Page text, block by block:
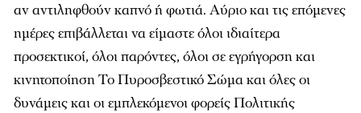
αν αντιληφθούν καπνό ή φωτιά. Αύριο και τις επόμενες
ημέρες επιβάλλεται να είμαστε όλοι ιδιαίτερα
προσεκτικοί, όλοι παρόντες, όλοι σε εγρήγορση και
κινητοποίηση Το Πυροσβεστικό Σώμα και όλες οι
δυνάμεις και οι εμπλεκόμενοι φορείς Πολιτικής